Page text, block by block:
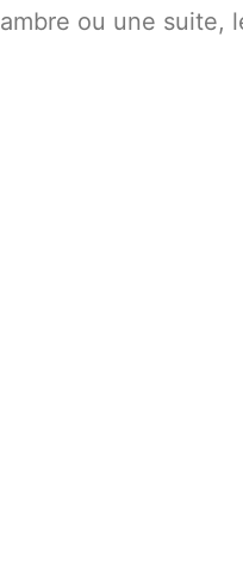
ou une suite,